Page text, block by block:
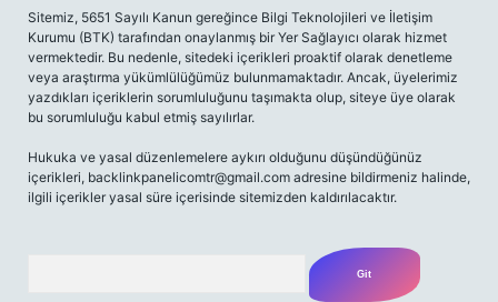
Sitemiz, 5651 Sayılı Kanun gereğince Bilgi Teknolojileri ve İletişim
Kurumu (BTK) tarafından onaylanmış bir Yer Sağlayıcı olarak hizmet
vermektedir. Bu nedenle, sitedeki içerikleri proaktif olarak denetleme
veya araştırma yükümlülüğümüz bulunmamaktadır. Ancak, üyelerimiz
yazdıkları içeriklerin sorumluluğunu taşımakta olup, siteye üye olarak
bu sorumluluğu kabul etmiş sayılırlar.
Hukuka ve yasal düzenlemelere aykırı olduğunu düşündüğünüz
içerikleri, backlinkpanelicomtr@gmail.com adresine bildirmeniz halinde,
ilgili içerikler yasal süre içerisinde sitemizden kaldırılacaktır.